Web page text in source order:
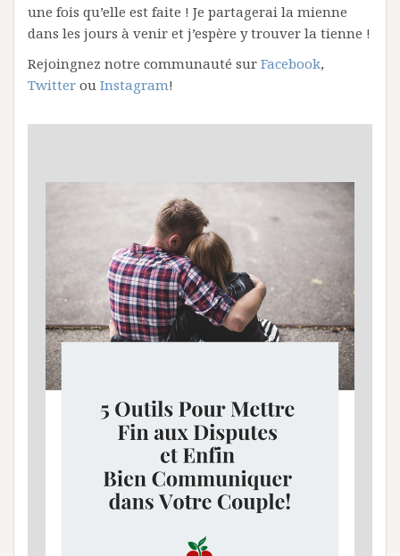
une fois qu’elle est faite ! Je partagerai la mienne
dans les jours à venir et j’espère y trouver la tienne !
Rejoingnez notre communauté sur Facebook,
Twitter ou Instagram!